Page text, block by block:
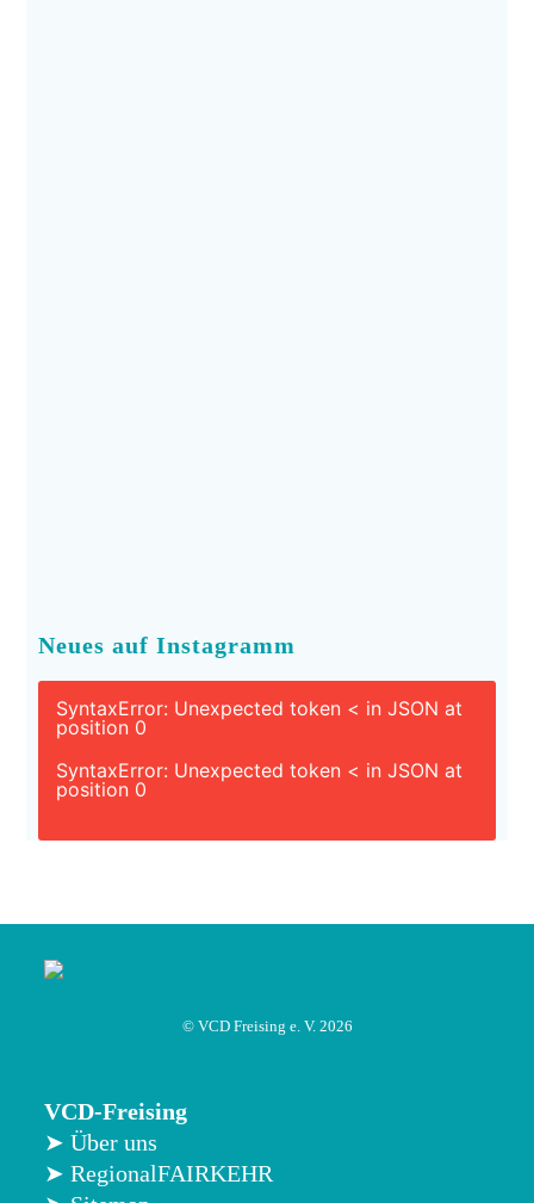
Neues auf Instagramm
SyntaxError: Unexpected token < in JSON at
position 0
SyntaxError: Unexpected token < in JSON at
position 0
© VCD Freising e. V. 2026
VCD-Freising
➤ Über uns
➤ RegionalFAIRKEHR